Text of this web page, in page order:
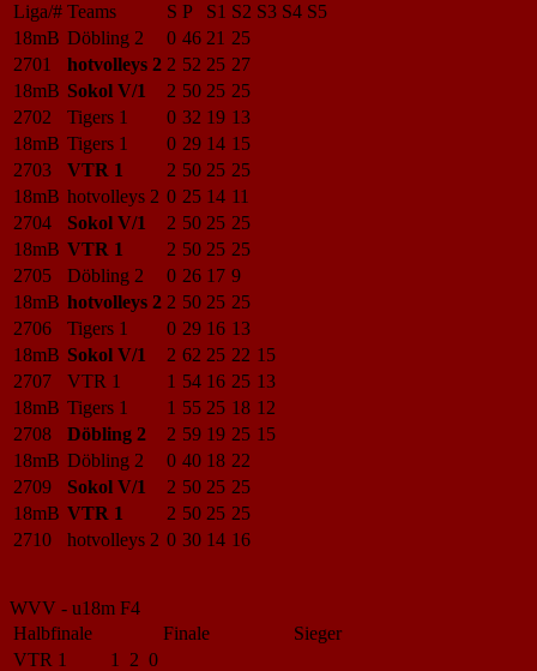
Liga/# Teams S P S1 S2 S3 S4 S5
18mB Döbling 2 0 46 21 25
2701
hotvolleys 2 2 52 25 27
18mB Sokol V/1 2 50 25 25
2702
Tigers 1 0 32 19 13
18mB Tigers 1 0 29 14 15
2703
VTR 1 2 50 25 25
18mB hotvolleys 2 0 25 14 11
2704
Sokol V/1 2 50 25 25
18mB VTR 1 2 50 25 25
2705
Döbling 2 0 26 17 9
18mB hotvolleys 2 2 50 25 25
2706
Tigers 1 0 29 16 13
18mB Sokol V/1 2 62 25 22 15
2707
VTR 1 1 54 16 25 13
18mB Tigers 1 1 55 25 18 12
2708
Döbling 2 2 59 19 25 15
18mB Döbling 2 0 40 18 22
2709
Sokol V/1 2 50 25 25
18mB VTR 1 2 50 25 25
2710
hotvolleys 2 0 30 14 16
WVV - u18m F4
Halbfinale
Finale
Sieger
VTR 1
1 2 0